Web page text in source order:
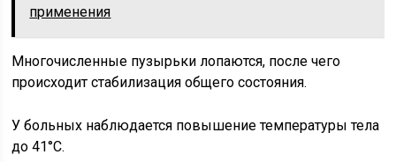
применения
Многочисленные пузырьки лопаются, после чего
происходит стабилизация общего состояния.
У больных наблюдается повышение температуры тела
до 41°C.